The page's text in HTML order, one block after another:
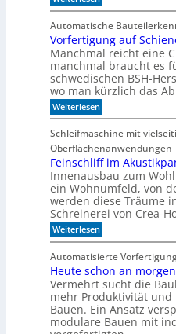
e
n
r
e
a
l
e
r
i
e
W
a
n
n
l
o
h
n
t
s
i
c
h
C
N
C
-
T
e
c
h
n
k
?
Automatische
Vorfertigung auf
Manchmal reicht eine
manchmal braucht es
schwedischen BSH-
wo man kürzlich das
Weiterlesen:
V
o
r
f
e
r
t
i
g
u
g
u
f
S
c
h
i
e
Schleifmaschine mit
Oberflächenanwendungen
Feinschliff im
Innenausbau zum
ein Wohnumfeld, von
werden diese Träume
Schreinerei von Crea-
Weiterlesen:
F
i
n
s
c
h
l
i
Automatisierte
Heute schon an
Vermehrt sucht die
mehr Produktivität und
Bauen. Ein Ansatz
modulare Bauen mit